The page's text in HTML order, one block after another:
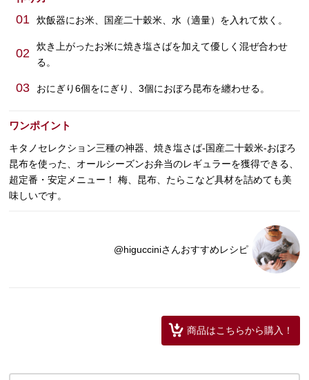
01 炊飯器にお米、国産二十穀米、水（適量）を入れて炊く。
02
炊き上がったお米に焼き塩さばを加えて優しく混ぜ合わせ
る。
03 おにぎり6個をにぎり、3個におぼろ昆布を纏わせる。
ワンポイント
キタノセレクション三種の神器、焼き塩さば-国産二十穀米-おぼろ
昆布を使った、オールシーズンお弁当のレギュラーを獲得できる、
超定番・安定メニュー！ 梅、昆布、たらこなど具材を詰めても美
味しいです。
@higucciniさんおすすめレシピ
商品はこちらから購入！